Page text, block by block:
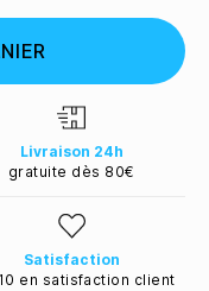
Livraison 24h
gratuite dès 80€
Satisfaction
en satisfaction client